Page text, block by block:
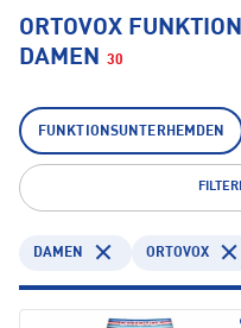
ORTOVOX
DAMEN 30
FUNKTIONSUNTERHEMDEN
DAMEN ORTOVOX